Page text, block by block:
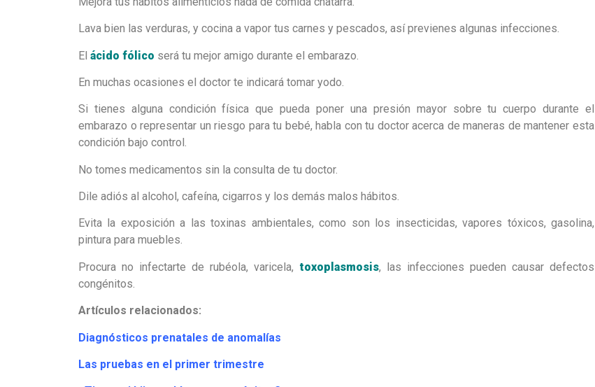
Lava bien las verduras, y cocina a vapor tus carnes y pescados, así previenes algunas infecciones.
El ácido fólico será tu mejor amigo durante el embarazo.
En muchas ocasiones el doctor te indicará tomar yodo.
Si tienes alguna condición física que pueda poner una presión mayor sobre tu cuerpo durante el
embarazo o representar un riesgo para tu bebé, habla con tu doctor acerca de maneras de mantener esta
condición bajo control.
No tomes medicamentos sin la consulta de tu doctor.
Dile adiós al alcohol, cafeína, cigarros y los demás malos hábitos.
Evita la exposición a las toxinas ambientales, como son los insecticidas, vapores tóxicos, gasolina,
pintura para muebles.
Procura no infectarte de rubéola, varicela, toxoplasmosis, las infecciones pueden causar defectos
congénitos.
Artículos relacionados:
Diagnósticos prenatales de anomalías
Las pruebas en el primer trimestre